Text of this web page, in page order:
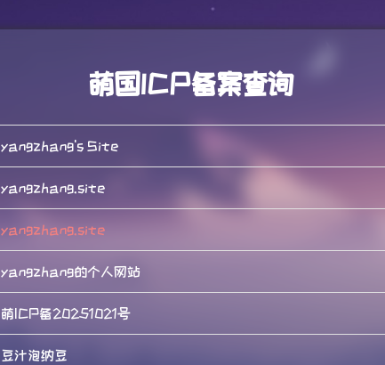
萌国ICP备案查询
yangzhang's Site
yangzhang.site
yangzhang.site
yangzhang的个人网站
萌ICP备20251021号
豆汁泡纳豆